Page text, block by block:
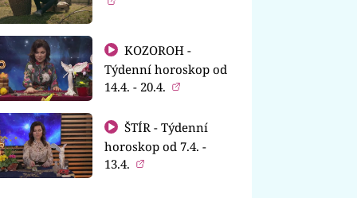
KOZOROH -
Týdenní horoskop od
14.4. - 20.4.
ŠTÍR - Týdenní
horoskop od 7.4. -
13.4.